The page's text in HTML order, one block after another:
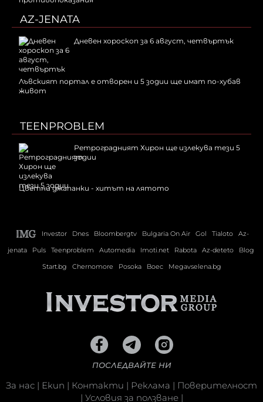
AZ-JENATA
Дневен хороскоп за 6 август, четвъртък
Лъвският портал е отворен и 5 зодии ще имат по-хубав
живот
TEENPROBLEM
Ретроградният Хирон ще излекува тези 5
зодии
Цветни джапанки - хитът на лятото
Investor Dnes Bloombergtv Bulgaria On Air Gol Tialoto
Az-
jenata
Puls Teenproblem Automedia Imoti.net Rabota Az-deteto
Blog
Start.bg
Chernomore Posoka Boec Megavselena.bg
ПОСЛЕДВАЙТЕ НИ
За нас | Екип | Контакти | Реклама | Поверителност
| Условия за ползване|